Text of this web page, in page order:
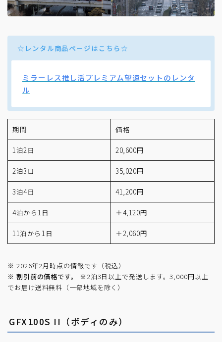
☆レンタル商品ページはこちら☆
ミラーレス推し活プレミアム望遠セットのレンタ
ル
期間 価格
1泊2日 20,600円
2泊3日 35,020円
3泊4日 41,200円
4泊から1日 ＋4,120円
11泊から1日 ＋2,060円
※ 2026年2月時点の情報です（税込）
※ 割引前の価格です。
※2泊3日以上で発送します。3,000円以上
でお届け送料無料（一部地域を除く）
GFX100S II（ボディのみ）